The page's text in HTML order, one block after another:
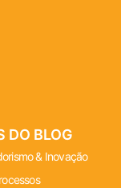
DO BLOG
& Inovação